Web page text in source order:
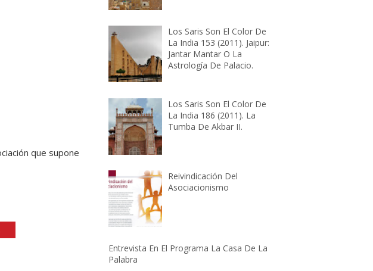
que supone
Los Saris Son El Color De
La India 153 (2011). Jaipur:
Jantar Mantar O La
Astrología De Palacio.
Los Saris Son El Color De
La India 186 (2011). La
Tumba De Akbar II.
Reivindicación Del
Asociacionismo
Entrevista En El Programa La Casa De La
Palabra